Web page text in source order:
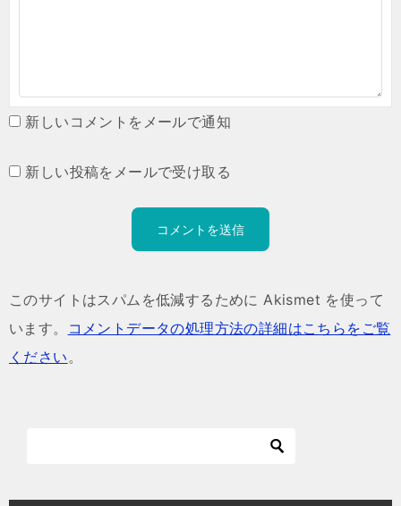
新しいコメントをメールで通知
新しい投稿をメールで受け取る
このサイトはスパムを低減するために Akismet を使って
います。
コメントデータの処理方法の詳細はこちらをご覧
ください。